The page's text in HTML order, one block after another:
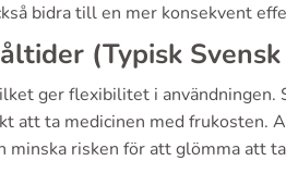
bidra till en mer konsekvent
(Typisk
ger flexibilitet i användningen.
att ta medicinen med frukosten.
minska risken för att glömma att